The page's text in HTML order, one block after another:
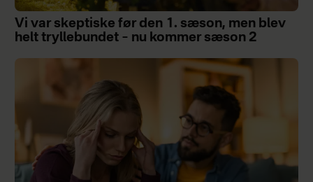
Vi var skeptiske før den 1. sæson, men blev
helt tryllebundet – nu kommer sæson 2